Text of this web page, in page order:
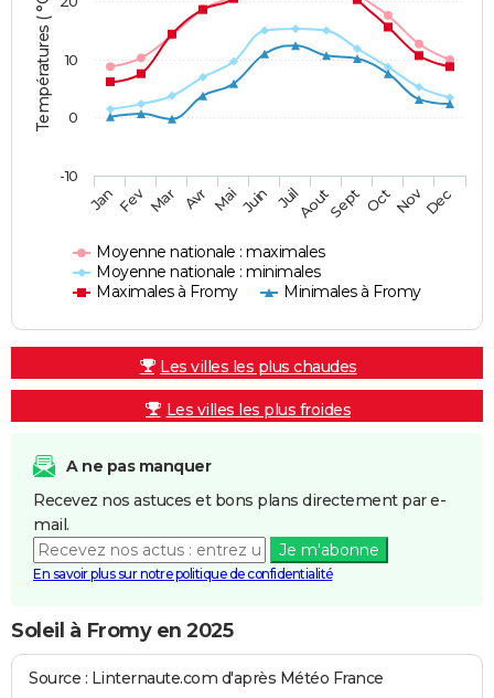
Températures ( °C )
Moyenne nationale : maximales
Moyenne nationale : minimales
Maximales à Fromy
Minimales à Fromy
JanFev Mar Avr MaiJuin JuilAoutSept OctNovDec
-10
0
10
Les villes les plus chaudes
Les villes les plus froides
A ne pas manquer
Recevez nos astuces et bons plans directement par e-
mail.
Je m'abonne
En savoir plus sur notre politique de confidentialité
Soleil à Fromy en 2025
Source : Linternaute.com d'après Météo France